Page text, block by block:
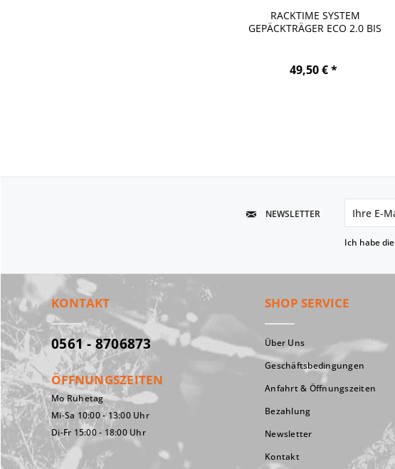
RACKTIME SYSTEM
GEPÄCKTRÄGER ECO 2.0 BIS
49,50 € *
NEWSLETTER
Ich habe die
KONTAKT
0561 - 8706873
ÖFFNUNGSZEITEN
Mo Ruhetag
Mi-Sa 10:00 - 13:00 Uhr
Di-Fr 15:00 - 18:00 Uhr
SHOP SERVICE
Über Uns
Geschäftsbedingungen
Anfahrt & Öffnungszeiten
Bezahlung
Newsletter
Kontakt